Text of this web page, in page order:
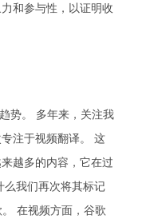
和参与性，以证明收
势。 多年来，关注我
注于视频翻译。 这
越多的内容，它在过
么我们再次将其标记
在视频方面，谷歌